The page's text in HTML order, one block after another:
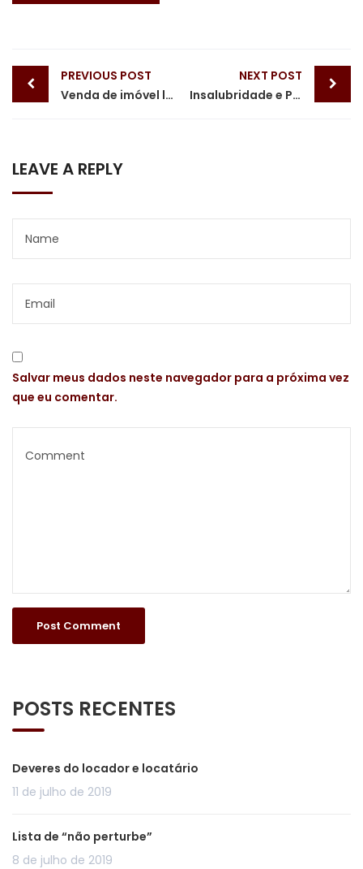
Post
navigation
PREVIOUS POST
Venda de imóvel locado
NEXT POST
Insalubridade e Periculosidade
LEAVE A REPLY
Salvar meus dados neste navegador para a próxima vez
que eu comentar.
POSTS RECENTES
Deveres do locador e locatário
11 de julho de 2019
Lista de “não perturbe”
8 de julho de 2019